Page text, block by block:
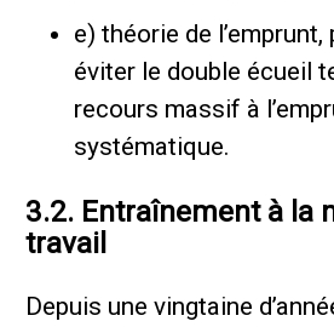
e) théorie de
éviter le double écueil
recours massif à
systématique.
3.2. Entraînement à la
travail
Depuis une vingtaine